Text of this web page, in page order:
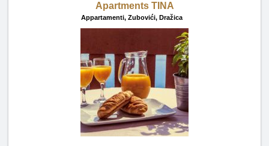
Apartments TINA
Appartamenti, Zubovići, Dražica